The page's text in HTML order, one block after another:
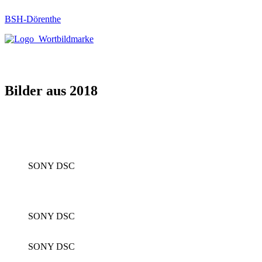
BSH-Dörenthe
Bilder aus 2018
SONY DSC
SONY DSC
SONY DSC